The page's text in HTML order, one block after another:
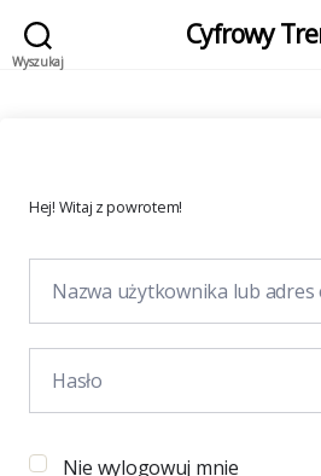
Wyszukaj
Cyfrowy
Hej! Witaj z powrotem!
Nie wylogowuj mnie